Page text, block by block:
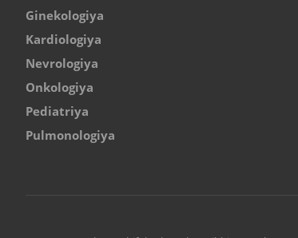
Ginekologiya
Kardiologiya
Nevrologiya
Onkologiya
Pediatriya
Pulmonologiya